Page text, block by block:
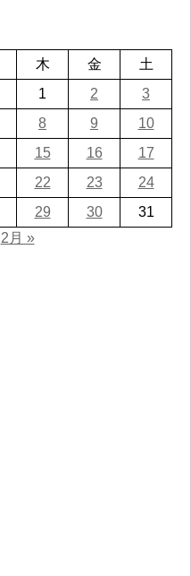
木 金
土
1
2
3
8 9
10
15 16
17
22 23
24
29 30
31
2月 »